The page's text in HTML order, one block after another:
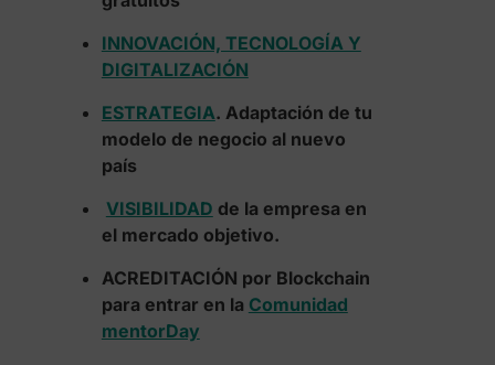
INNOVACIÓN, TECNOLOGÍA Y
DIGITALIZACIÓN
ESTRATEGIA. Adaptación de tu
modelo de negocio al nuevo
país
VISIBILIDAD de la empresa en
el mercado objetivo.
ACREDITACIÓN por Blockchain
para entrar en la Comunidad
mentorDay